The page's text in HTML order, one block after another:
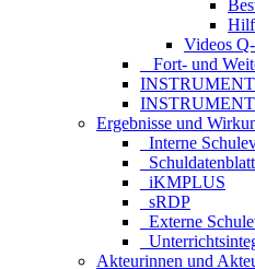
Videos
_ Fort- und
Ergebnisse und
_Interne
_iKMPLUS
_sRDP
_Externe
Akteurinnen und